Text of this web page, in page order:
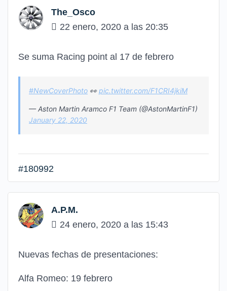
The_Osco
22 enero, 2020 a las 20:35
Se suma Racing point al 17 de febrero
#NewCoverPhoto 👀pic.twitter.com/F1CRI4jkiM
— Aston Martin Aramco F1 Team (@AstonMartinF1)
January 22, 2020
#180992
A.P.M.
24 enero, 2020 a las 15:43
Nuevas fechas de presentaciones:
Alfa Romeo: 19 febrero